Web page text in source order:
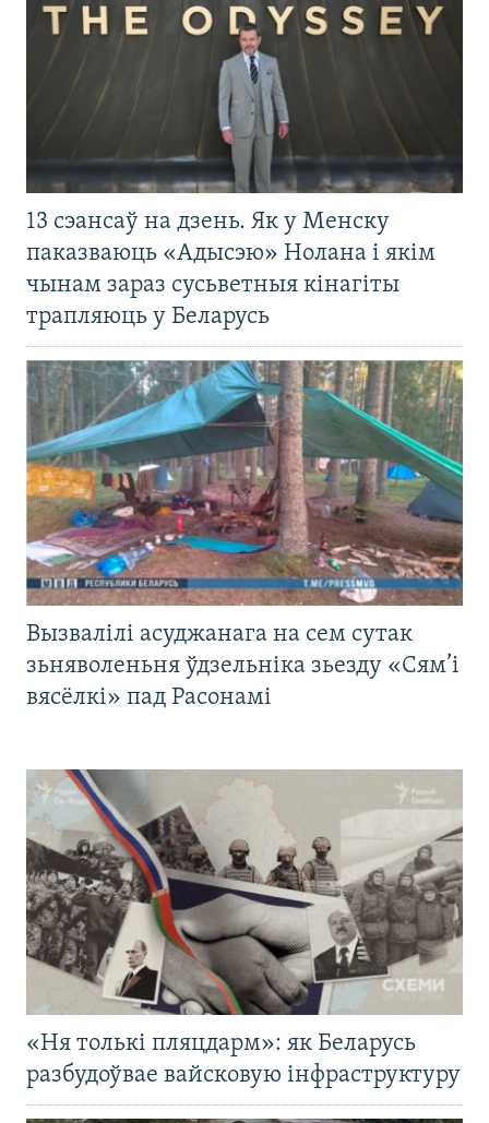
13 сэансаў на дзень. Як у Менску
паказваюць «Адысэю» Нолана і якім
чынам зараз сусьветныя кінагіты
трапляюць у Беларусь
Вызвалілі асуджанага на сем сутак
зьняволеньня ўдзельніка зьезду «Сям’і
вясёлкі» пад Расонамі
«Ня толькі пляцдарм»: як Беларусь
разбудоўвае вайсковую інфраструктуру